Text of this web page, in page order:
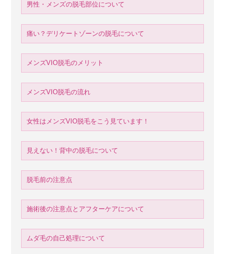
男性・メンズの脱毛部位について
痛い？デリケートゾーンの脱毛について
メンズVIO脱毛のメリット
メンズVIO脱毛の流れ
女性はメンズVIO脱毛をこう見ています！
見えない！背中の脱毛について
脱毛前の注意点
施術後の注意点とアフターケアについて
ムダ毛の自己処理について